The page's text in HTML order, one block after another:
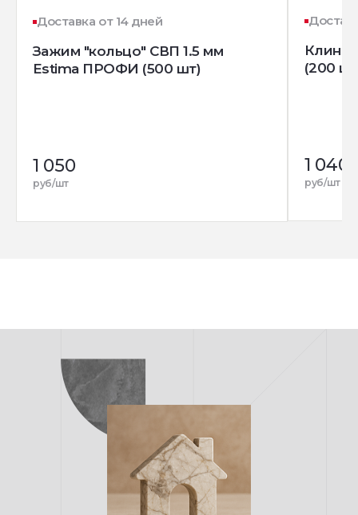
Доставка от 14 дней
Зажим "кольцо" СВП 1.5 мм
Estima ПРОФИ (500 шт)
1 050
руб/шт
Клин
(200
1 040
руб/шт